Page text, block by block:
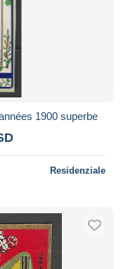
1900 superbe
Residenziale